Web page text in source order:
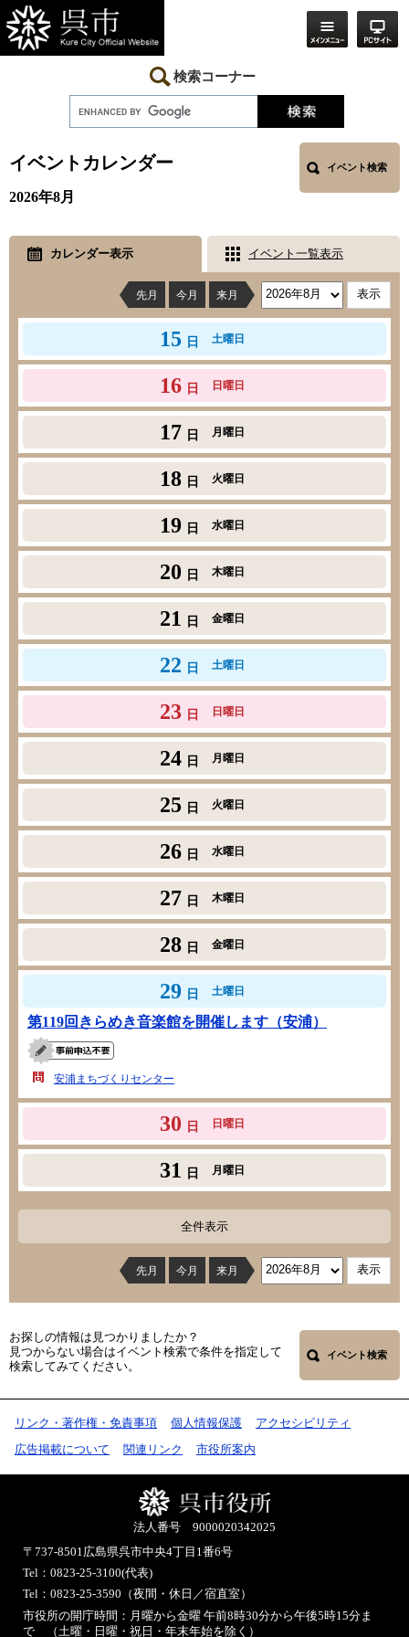
ー
ジ
の
ニ
ュ
ー
へ
検索コーナー
イベントカレンダー イベント検索
2026年8月
カレンダー表示 イベント一覧表示
先月 今月 来月
15 日 土曜日
16 日 日曜日
17 日 月曜日
18 日 火曜日
19 日 水曜日
20 日 木曜日
21 日 金曜日
22 日 土曜日
23 日 日曜日
24 日 月曜日
25 日 火曜日
26 日 水曜日
27 日 木曜日
28 日 金曜日
29 日 土曜日
第119回きらめき音楽館を開催します（安浦）
安浦まちづくりセンター
30 日 日曜日
31 日 月曜日
全件表示
先月 今月 来月
お探しの情報は見つかりましたか？
見つからない場合はイベント検索で条件を指定して
検索してみてください。
イベント検索
リンク・著作権・免責事項 個人情報保護 アクセシビリティ
広告掲載について 関連リンク 市役所案内
法人番号 9000020342025
〒737-8501広島県呉市中央4丁目1番6号
Tel：0823-25-3100(代表)
Tel：0823-25-3590（夜間・休日／宿直室）
市役所の開庁時間：月曜から金曜 午前8時30分から午後5時15分ま
で （土曜・日曜・祝日・年末年始を除く）